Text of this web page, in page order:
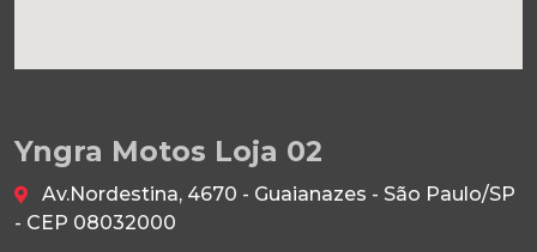
Yngra Motos Loja 02
Av.Nordestina, 4670 - Guaianazes - São Paulo/SP
- CEP 08032000